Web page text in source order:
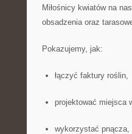
Miłośnicy kwiatów na
obsadzenia oraz
Pokazujemy, jak:
łączyć faktury roślin,
projektować miejsca
wykorzystać pnącza,